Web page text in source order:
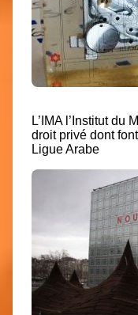
L’IMA l’Institut du
droit privé dont
Ligue Arabe